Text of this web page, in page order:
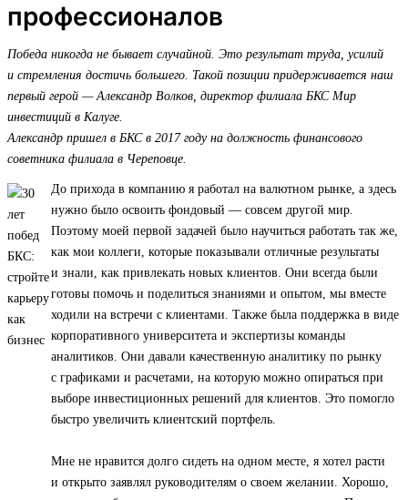
профессионалов
Победа никогда не бывает случайной. Это результат труда, усилий
и стремления достичь большего. Такой позиции придерживается наш
первый герой — Александр Волков, директор филиала БКС Мир
инвестиций в Калуге.
Александр пришел в БКС в 2017 году на должность финансового
советника филиала в Череповце.
До прихода в компанию я работал на валютном рынке, а здесь
нужно было освоить фондовый — совсем другой мир.
Поэтому моей первой задачей было научиться работать так же,
как мои коллеги, которые показывали отличные результаты
и знали, как привлекать новых клиентов. Они всегда были
готовы помочь и поделиться знаниями и опытом, мы вместе
ходили на встречи с клиентами. Также была поддержка в виде
корпоративного университета и экспертизы команды
аналитиков. Они давали качественную аналитику по рынку
с графиками и расчетами, на которую можно опираться при
выборе инвестиционных решений для клиентов. Это помогло
быстро увеличить клиентский портфель.
Мне не нравится долго сидеть на одном месте, я хотел расти
и открыто заявлял руководителям о своем желании. Хорошо,